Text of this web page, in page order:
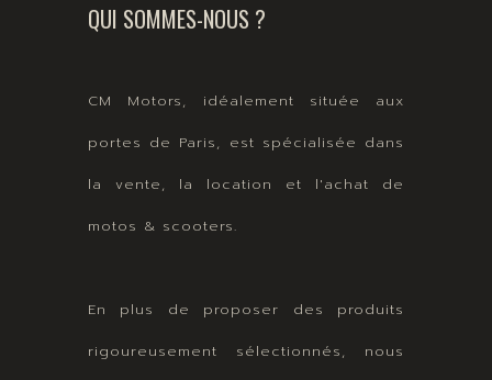
QUI SOMMES-NOUS ?
CM Motors, idéalement située aux
portes de Paris, est spécialisée dans
la vente, la location et l'achat de
motos & scooters.
En plus de proposer des produits
rigoureusement sélectionnés, nous